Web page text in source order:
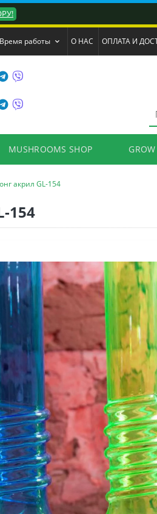
Время работы О НАС ОПЛАТА И
MUSHROOMS SHOP
акрил GL-154
154